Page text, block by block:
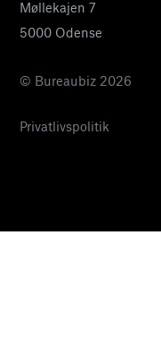
Møllekajen 7
5000 Odense
© Bureaubiz 2026
Privatlivspolitik